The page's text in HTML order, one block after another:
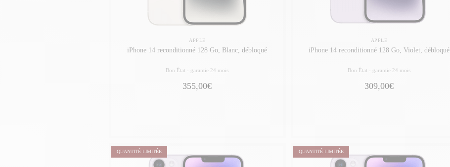
APPLE
iPhone 14 reconditionné 128 Go, Blanc, débloqué
Bon État - garantie 24 mois
355,00€
APPLE
iPhone 14 reconditionné 128 Go, Violet, débloqué
Bon État - garantie 24 mois
309,00€
QUANTITÉ LIMITÉE QUANTITÉ LIMITÉE